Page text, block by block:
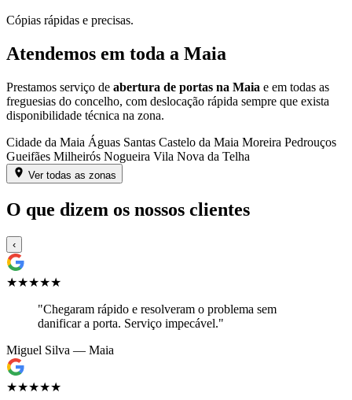
Cópias rápidas e precisas.
Atendemos em toda a Maia
Prestamos serviço de abertura de portas na Maia e em todas as
freguesias do concelho, com deslocação rápida sempre que exista
disponibilidade técnica na zona.
Cidade da Maia Águas Santas Castelo da Maia Moreira Pedrouços
Gueifães Milheirós Nogueira Vila Nova da Telha
Ver todas as zonas
O que dizem os nossos clientes
‹
★★★★★
"Chegaram rápido e resolveram o problema sem
danificar a porta. Serviço impecável."
Miguel Silva — Maia
★★★★★